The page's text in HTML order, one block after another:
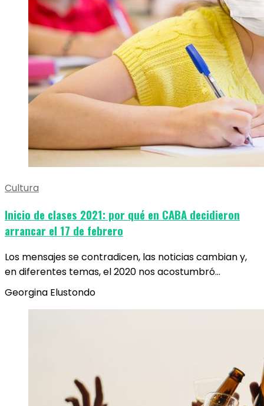
Cultura
Inicio de clases 2021: por qué en CABA decidieron
arrancar el 17 de febrero
Los mensajes se contradicen, las noticias cambian y,
en diferentes temas, el 2020 nos acostumbró…
Georgina Elustondo